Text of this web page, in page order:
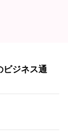
ビジネス通